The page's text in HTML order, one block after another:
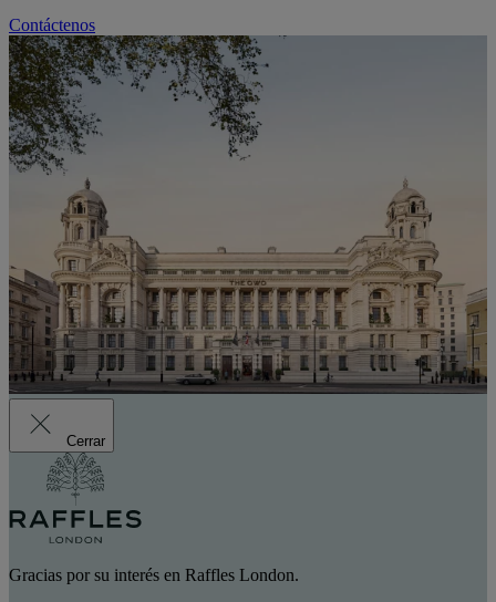
Contáctenos
Cerrar
Gracias por su interés en Raffles London.